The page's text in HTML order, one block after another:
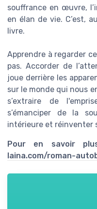
souffrance en œuvre,
en élan de vie. C’est,
livre.
Apprendre à regarder
pas. Accorder de
joue derrière les
sur le monde qui nous
s’extraire de
s’émanciper de la
intérieure et réinventer
Pour en savoir
laina.com/roman-